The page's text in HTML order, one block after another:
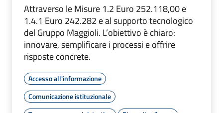
Attraverso le Misure 1.2 Euro 252.118,00 e
1.4.1 Euro 242.282 e al supporto tecnologico
del Gruppo Maggioli. L’obiettivo è chiaro:
innovare, semplificare i processi e offrire
risposte concrete.
Accesso all'informazione
Comunicazione istituzionale